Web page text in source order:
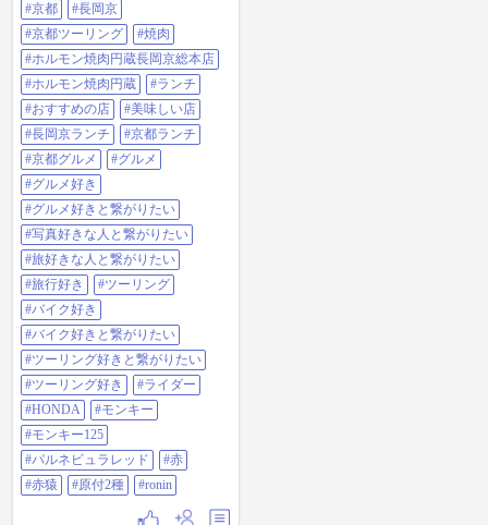
ようと、思ってたんですが、まさ
かの予約でいっぱいで入れ
ず。。。 完全に口がビフカツにな
ってました。。。 しょうがなく、
店を探していると、友達は肉が食
いたいと。 で、長岡京のホルモン
焼肉円蔵 長岡京総本店に行くこと
に。 ビフカツの口にはなってたけ
ど、美味い肉ですっかり忘れさせ
てくれました。 #京都#長岡京#京都
ツーリング#焼肉#ホルモン焼肉円
蔵長岡京総本店#ホルモン焼肉円蔵
#ランチ#おすすめの店#美味しい店
#長岡京ランチ#京都ランチ#京都グ
ルメ#グルメ#グルメ好き#グルメ好
きと繋がりたい#写真好きな人と繋
がりたい#旅好きな人と繋がりたい
#旅行好き#ツーリング#バイク好き
#バイク好きと繋がりたい#ツーリ
ング好きと繋がりたい#ツーリング
好き#ライダー#HONDA#モンキー#
モンキー125#パルネビュラレッド#
赤#赤猿#原付2種#ronin
#京都
#長岡京
#京都ツーリング
#焼肉
#ホルモン焼肉円蔵長岡京総本店
#ホルモン焼肉円蔵
#ランチ
#おすすめの店
#美味しい店
#長岡京ランチ
#京都ランチ
#京都グルメ
#グルメ
#グルメ好き
#グルメ好きと繋がりたい
#写真好きな人と繋がりたい
#旅好きな人と繋がりたい
#旅行好き
#ツーリング
#バイク好き
#バイク好きと繋がりたい
#ツーリング好きと繋がりたい
#ツーリング好き
#ライダー
#HONDA
#モンキー
#モンキー125
#パルネビュラレッド
#赤
#赤猿
#原付2種 #ronin